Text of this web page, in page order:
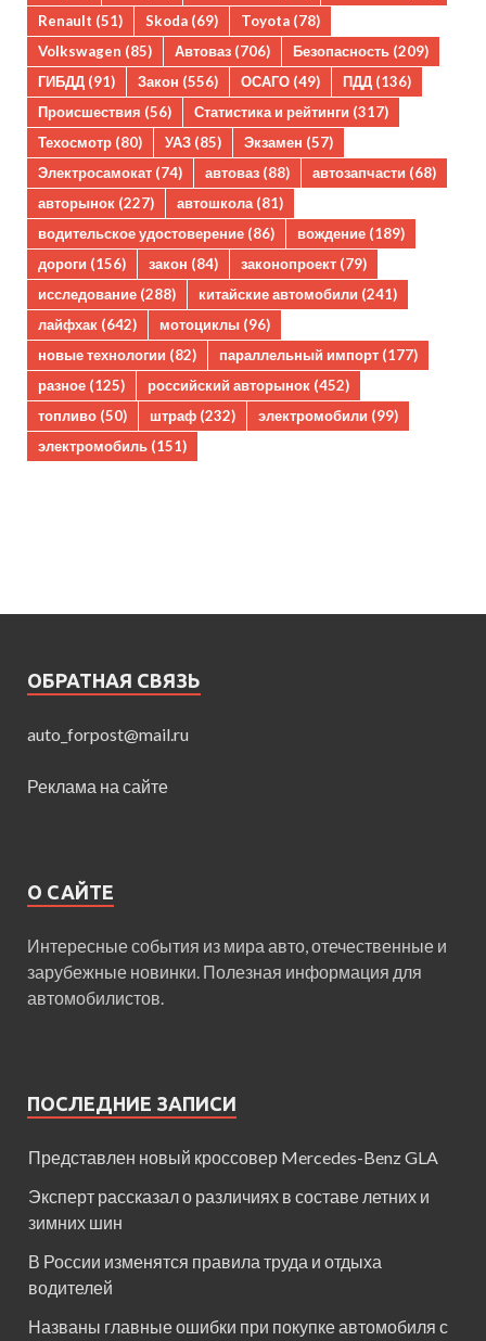
Renault (51) Skoda (69) Toyota (78)
Volkswagen (85) Автоваз (706) Безопасность (209)
ГИБДД (91) Закон (556) ОСАГО (49) ПДД (136)
Происшествия (56) Статистика и рейтинги (317)
Техосмотр (80) УАЗ (85) Экзамен (57)
Электросамокат (74) автоваз (88) автозапчасти (68)
авторынок (227) автошкола (81)
водительское удостоверение (86) вождение (189)
дороги (156) закон (84) законопроект (79)
исследование (288) китайские автомобили (241)
лайфхак (642) мотоциклы (96)
новые технологии (82) параллельный импорт (177)
разное (125) российский авторынок (452)
топливо (50) штраф (232) электромобили (99)
электромобиль (151)
ОБРАТНАЯ СВЯЗЬ
auto_forpost@mail.ru
Реклама на сайте
О САЙТЕ
Интересные события из мира авто, отечественные и
зарубежные новинки. Полезная информация для
автомобилистов.
ПОСЛЕДНИЕ ЗАПИСИ
Представлен новый кроссовер Mercedes-Benz GLA
Эксперт рассказал о различиях в составе летних и
зимних шин
В России изменятся правила труда и отдыха
водителей
Названы главные ошибки при покупке автомобиля с